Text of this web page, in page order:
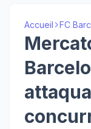
Accueil FC